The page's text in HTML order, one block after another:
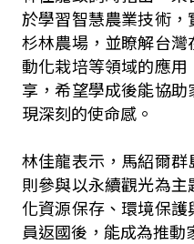
於學習智慧農業技術
杉林農場，並瞭解台
動化栽培等領域的應
享，希望學成後能協
現深刻的使命感。
林佳龍表示，馬紹爾
則參與以永續觀光為
化資源保存、環境保
員返國後，能成為推動